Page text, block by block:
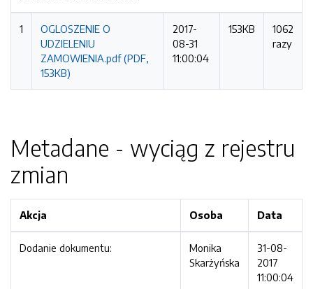
1
OGLOSZENIE O
UDZIELENIU
ZAMOWIENIA.pdf (PDF,
153KB)
2017-
08-31
11:00:04
153KB
1062
razy
Metadane - wyciąg z rejestru
zmian
Akcja Osoba Data
Dodanie dokumentu:
Monika
Skarżyńska
31-08-
2017
11:00:04